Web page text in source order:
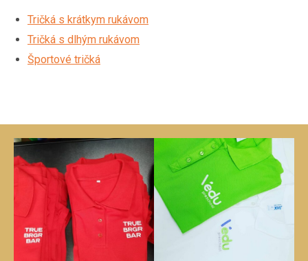
Tričká s krátkym rukávom
Tričká s dlhým rukávom
Športové tričká